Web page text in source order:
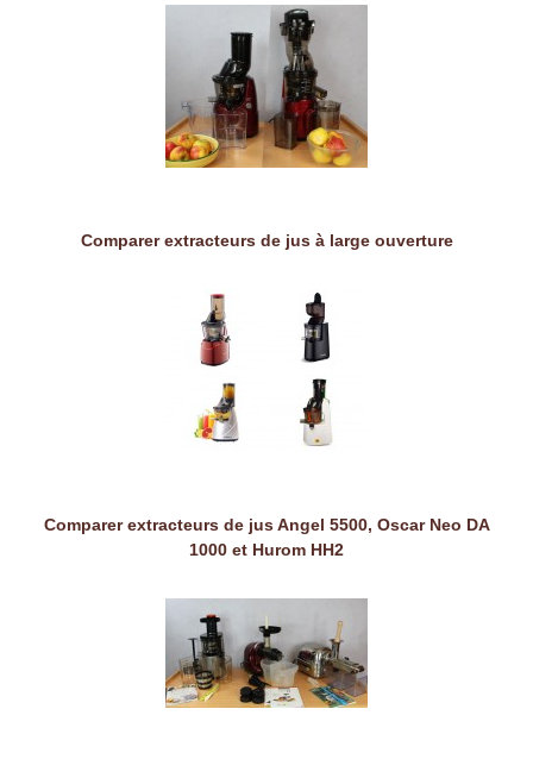
Comparer extracteurs de jus à large ouverture
Comparer extracteurs de jus Angel 5500, Oscar Neo DA
1000 et Hurom HH2